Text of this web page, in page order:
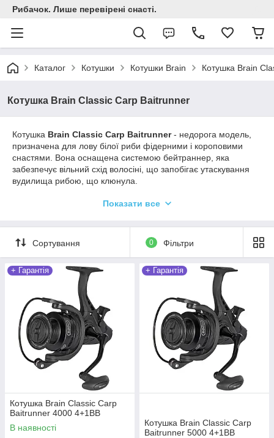
Рибачок. Лише перевірені снасті.
Каталог Котушки Котушки Brain Котушка Brain
Котушка Brain Classic Carp Baitrunner
Котушка Brain Classic Carp Baitrunner- недорога модель,
призначена для лову білої риби фідерними і короповими
снастями. Вона оснащена системою бейтраннер, яка
забезпечує вільний схід волосіні, що запобігає утаскування
вудилища рибою, що клюнула.
пластику чорного матового кольору. Механізм налічує 4
металева шпуля розрахована на здійснення далеких закидів.
Вона оснащена латунною підпружиненою кліпсою, яка
допоможе фіксувати дальність закидання, якщо система
бейтраннер не використовується.
Дуже приємним бонусом в конструкції цієї бюджетної котушки
є металева точена ручка, яка вкручується у вісь ведучої
шестерні. Це дозволить значно продовжити її термін служби і
уникнути швидкої появи люфтів.
Котушка Brain Classic Carp Baitrunner ідеально підійде
рибалкам-новачкам, які ловлять коропа, карася, ляща та
іншу рибу сімейства коропових на річках і озерах.
Показати все
Сортування 0 Фільтри
+ Гарантія
Котушка Brain Classic Carp
Baitrunner 4000 4+1BB
В наявності
+ Гарантія
Котушка Brain Classic Carp
Baitrunner 5000 4+1BB